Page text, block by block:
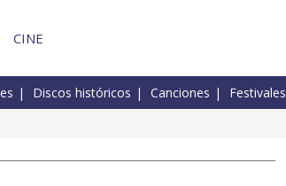
CINE
Discos históricos Canciones Festivales